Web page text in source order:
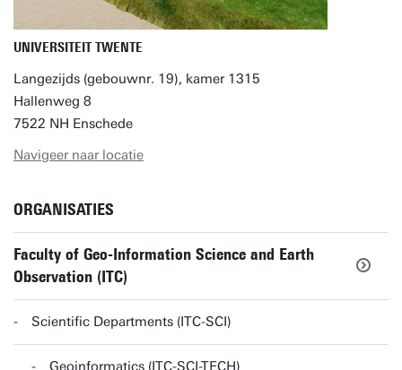
UNIVERSITEIT TWENTE
Langezijds (gebouwnr. 19), kamer 1315
Hallenweg 8
7522 NH Enschede
Navigeer naar locatie
ORGANISATIES
Faculty of Geo-Information Science and Earth
Observation (ITC)
Scientific Departments (ITC-SCI)
Geoinformatics (ITC-SCI-TECH)